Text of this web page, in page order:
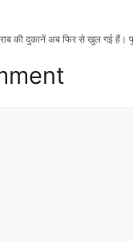
की दुकानें अब फिर से खुल गई हैं।